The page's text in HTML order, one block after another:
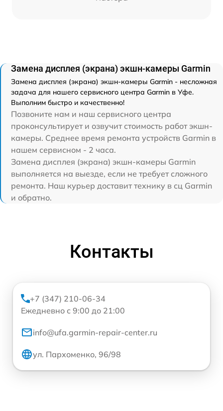
Замена дисплея (экрана) экшн-камеры Garmin
Замена дисплея (экрана) экшн-камеры Garmin - несложная
задача для нашего сервисного центра Garmin в Уфе.
Выполним быстро и качественно!
Позвоните нам и наш сервисного центра
проконсультирует и озвучит стоимость работ экшн-
камеры. Среднее время ремонта устройств Garmin в
нашем сервисном - 2 часа.
Замена дисплея (экрана) экшн-камеры Garmin
выполняется на выезде, если не требует сложного
ремонта. Наш курьер доставит технику в сц Garmin
и обратно.
Контакты
+7 (347) 210-06-34
Ежедневно с 9:00 до 21:00
info@ufa.garmin-repair-center.ru
ул. Пархоменко, 96/98